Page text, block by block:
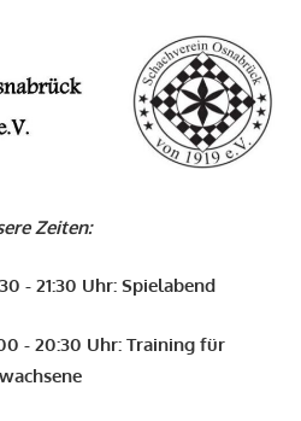
Zeiten:
- 21:30 Uhr: Spielabend
- 20:30 Uhr: Training für